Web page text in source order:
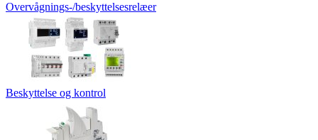
Overvågnings-/beskyttelsesrelæer
Beskyttelse og kontrol